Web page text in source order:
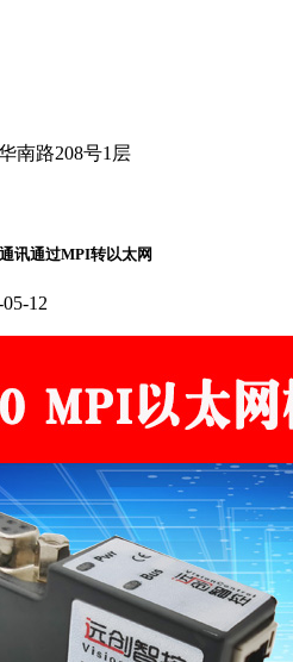
南路208号1层
讯通过MPI转以太网
12